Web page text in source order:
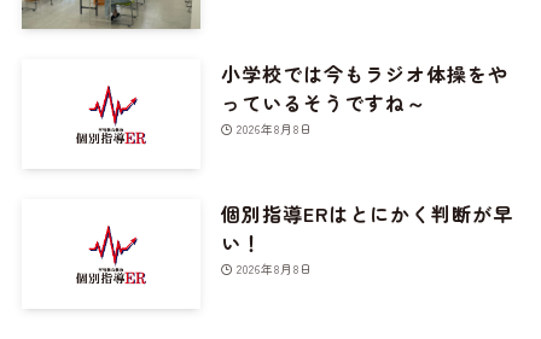
小学校では今もラジオ体操をや
っているそうですね～
2026年8月8日
個別指導ERはとにかく判断が早
い！
2026年8月8日